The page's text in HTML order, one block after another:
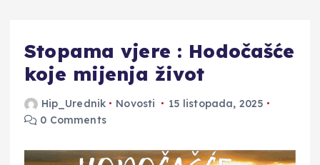
Stopama vjere : Hodočašće
koje mijenja život
Hip_Urednik Novosti
15 listopada, 2025
0 Comments